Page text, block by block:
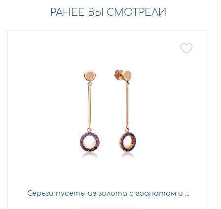
РАНЕЕ ВЫ СМОТРЕЛИ
Серьги пусеты из золота с гранатом и ...